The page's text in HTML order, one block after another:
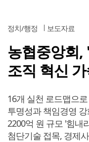
정치/행정 보도자료
농협중앙회
조직 혁신
16개 실천 로드맵으
투명성과 책임경영
2200억 원 규모 '힘내
첨단기술 접목, 경제